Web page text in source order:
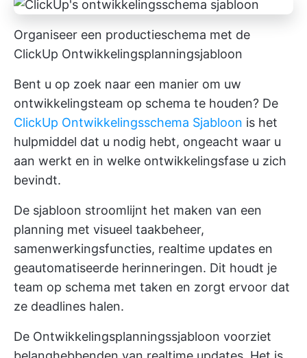
Organiseer een productieschema met de
ClickUp Ontwikkelingsplanningsjabloon
Bent u op zoek naar een manier om uw
ontwikkelingsteam op schema te houden? De
ClickUp Ontwikkelingsschema Sjabloon is het
hulpmiddel dat u nodig hebt, ongeacht waar u
aan werkt en in welke ontwikkelingsfase u zich
bevindt.
De sjabloon stroomlijnt het maken van een
planning met visueel taakbeheer,
samenwerkingsfuncties, realtime updates en
geautomatiseerde herinneringen. Dit houdt je
team op schema met taken en zorgt ervoor dat
ze deadlines halen.
De Ontwikkelingsplanningssjabloon voorziet